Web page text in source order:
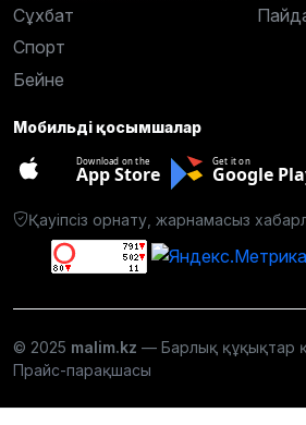
Сұхбат
Спорт
Бейне
Мобильді қосымшалар
Download on the
App Store
Get it on
Google
Қауіпсіз орнату, жарнамасыз
© 2025 malim.kz — Барлық құқықтар
Прайс-парақшасы